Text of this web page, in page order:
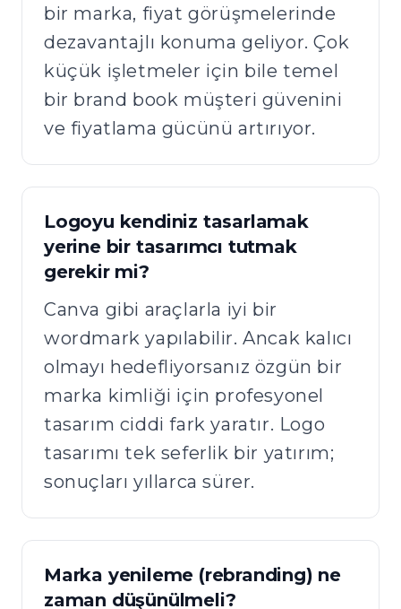
bir marka, fiyat görüşmelerinde
dezavantajlı konuma geliyor. Çok
küçük işletmeler için bile temel
bir brand book müşteri güvenini
ve fiyatlama gücünü artırıyor.
Logoyu kendiniz tasarlamak
yerine bir tasarımcı tutmak
gerekir mi?
Canva gibi araçlarla iyi bir
wordmark yapılabilir. Ancak kalıcı
olmayı hedefliyorsanız özgün bir
marka kimliği için profesyonel
tasarım ciddi fark yaratır. Logo
tasarımı tek seferlik bir yatırım;
sonuçları yıllarca sürer.
Marka yenileme (rebranding) ne
zaman düşünülmeli?